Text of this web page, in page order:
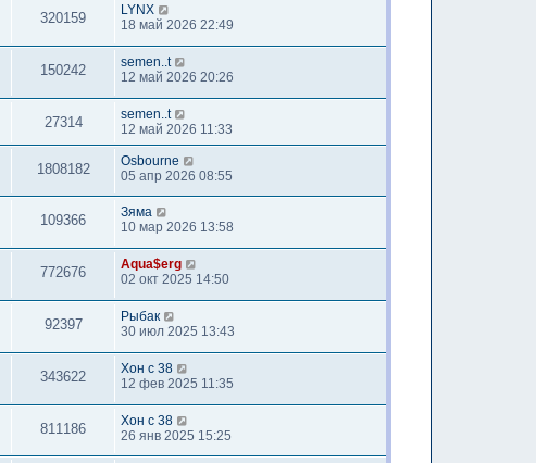
320159
LYNX
18 май 2026 22:49
150242
semen..t
12 май 2026 20:26
27314
semen..t
12 май 2026 11:33
1808182
Osbourne
05 апр 2026 08:55
109366
Зяма
10 мар 2026 13:58
772676
Aqua$erg
02 окт 2025 14:50
92397
Рыбак
30 июл 2025 13:43
343622
Хон с 38
12 фев 2025 11:35
811186
Хон с 38
26 янв 2025 15:25